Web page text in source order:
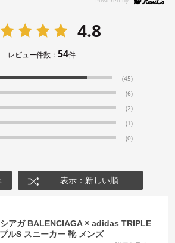
4.8
レビュー件数： 54件
(45)
(6)
(2)
(1)
(0)
表示：新しい順
アガ BALENCIAGA × adidas TRIPLE
ルS スニーカー 靴 メンズ